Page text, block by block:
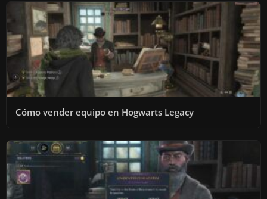
Cómo vender equipo en Hogwarts Legacy